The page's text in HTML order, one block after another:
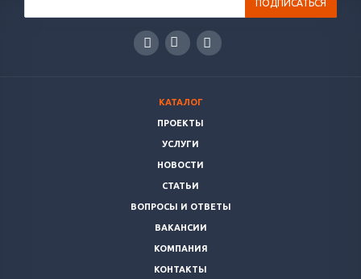
КАТАЛОГ
ПРОЕКТЫ
УСЛУГИ
НОВОСТИ
СТАТЬИ
ВОПРОСЫ И ОТВЕТЫ
ВАКАНСИИ
КОМПАНИЯ
КОНТАКТЫ